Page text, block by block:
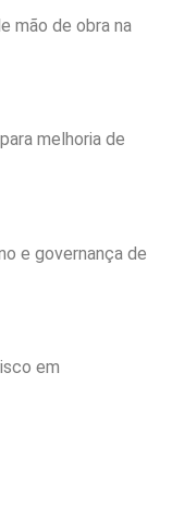
mão de obra na
melhoria de
e governança de
em